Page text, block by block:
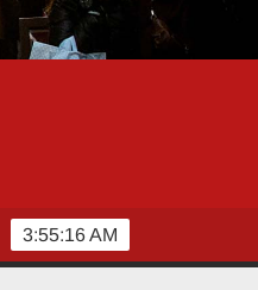
3:55:17 AM